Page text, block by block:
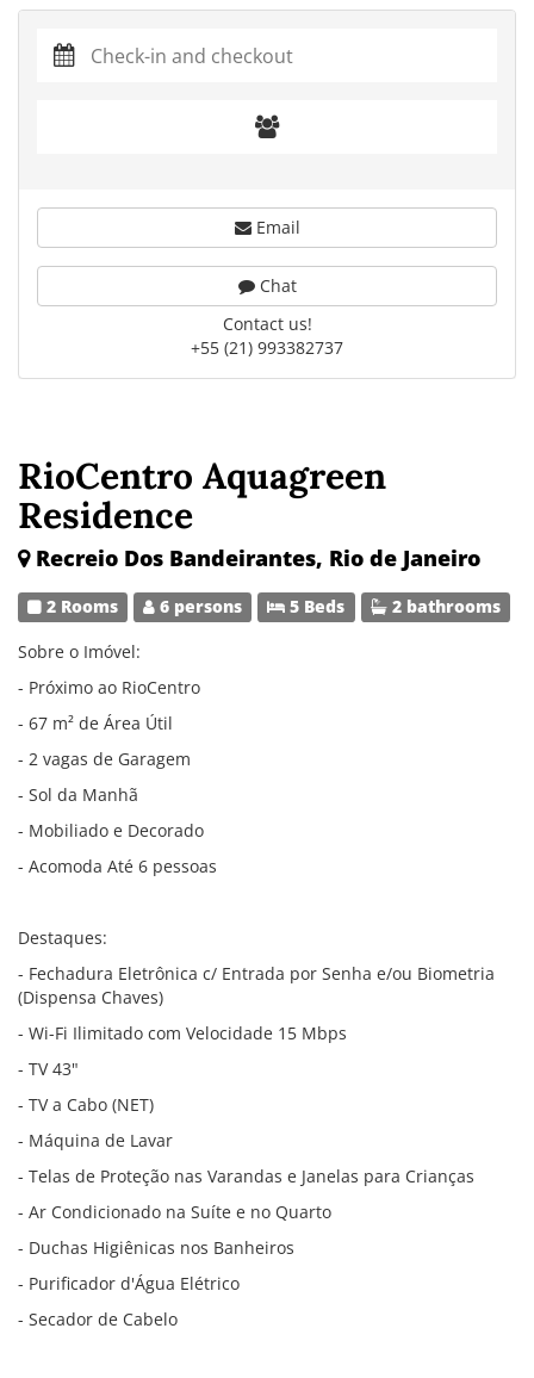
RioCentro Aquagreen
Residence
Recreio Dos Bandeirantes, Rio de Janeiro
2 Rooms 6 persons 5 Beds 2 bathrooms
Sobre o Imóvel:
- Próximo ao RioCentro
- 67 m² de Área Útil
- 2 vagas de Garagem
- Sol da Manhã
- Mobiliado e Decorado
- Acomoda Até 6 pessoas
Destaques:
- Fechadura Eletrônica c/ Entrada por Senha e/ou Biometria
(Dispensa Chaves)
- Wi-Fi Ilimitado com Velocidade 15 Mbps
- TV 43"
- TV a Cabo (NET)
- Máquina de Lavar
- Telas de Proteção nas Varandas e Janelas para Crianças
- Ar Condicionado na Suíte e no Quarto
- Duchas Higiênicas nos Banheiros
- Purificador d'Água Elétrico
- Secador de Cabelo
Email
Chat
Contact us!
+55 (21) 993382737